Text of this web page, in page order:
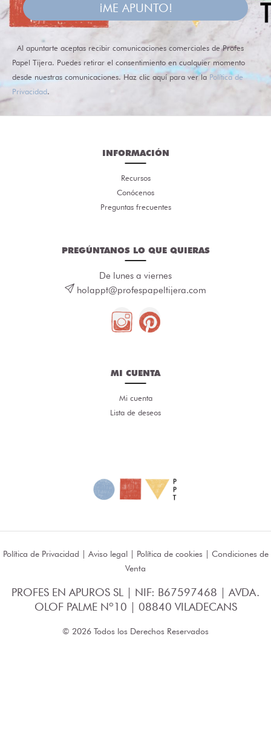
¡ME APUNTO!
Al apuntarte aceptas recibir comunicaciones comerciales de Profes
Papel Tijera. Puedes retirar el consentimiento en cualquier momento
desde nuestras comunicaciones. Haz clic aquí para ver la Política de
Privacidad.
INFORMACIÓN
Recursos
Conócenos
Preguntas frecuentes
PREGÚNTANOS LO QUE QUIERAS
De lunes a viernes
holappt@profespapeltijera.com
MI CUENTA
Mi cuenta
Lista de deseos
Política de Privacidad | Aviso legal| Política de cookies | Condiciones de
Venta
PROFES EN APUROS SL | NIF: B67597468 | AVDA.
OLOF PALME Nº10 | 08840 VILADECANS
© 2026 Todos los Derechos Reservados